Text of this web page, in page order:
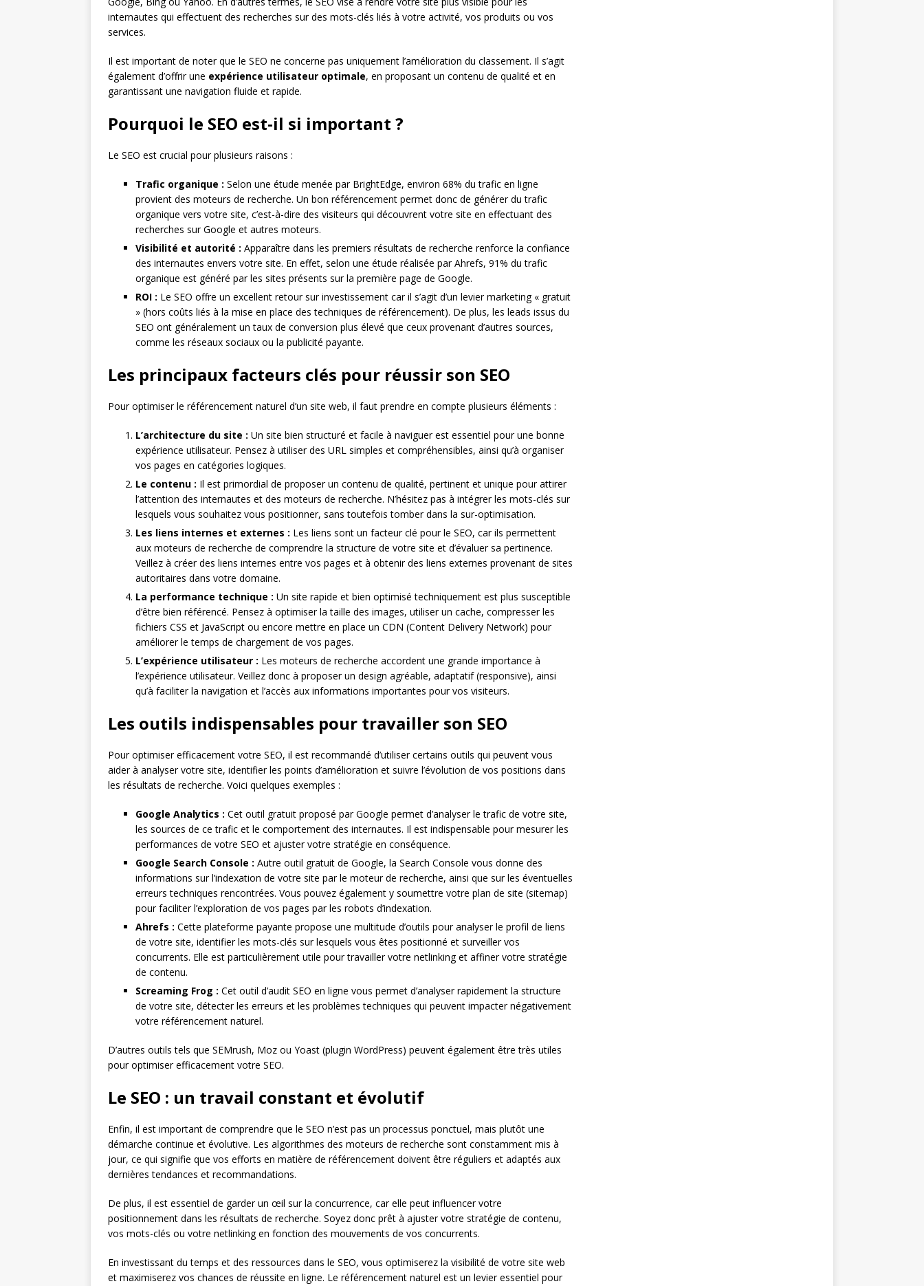
internautes qui effectuent des recherches sur des mots-clés liés à votre activité, vos produits ou vos
services.
Il est important de noter que le SEO ne concerne pas uniquement l’amélioration du classement. Il s’agit
également d’offrir une expérience utilisateur optimale, en proposant un contenu de qualité et en
garantissant une navigation fluide et rapide.
Pourquoi le SEO est-il si important ?
Le SEO est crucial pour plusieurs raisons :
Trafic organique : Selon une étude menée par BrightEdge, environ 68% du trafic en ligne
provient des moteurs de recherche. Un bon référencement permet donc de générer du trafic
organique vers votre site, c’est-à-dire des visiteurs qui découvrent votre site en effectuant des
recherches sur Google et autres moteurs.
Visibilité et autorité : Apparaître dans les premiers résultats de recherche renforce la confiance
des internautes envers votre site. En effet, selon une étude réalisée par Ahrefs, 91% du trafic
organique est généré par les sites présents sur la première page de Google.
ROI : Le SEO offre un excellent retour sur investissement car il s’agit d’un levier marketing « gratuit
» (hors coûts liés à la mise en place des techniques de référencement). De plus, les leads issus du
SEO ont généralement un taux de conversion plus élevé que ceux provenant d’autres sources,
comme les réseaux sociaux ou la publicité payante.
Les principaux facteurs clés pour réussir son SEO
Pour optimiser le référencement naturel d’un site web, il faut prendre en compte plusieurs éléments :
L’architecture du site : Un site bien structuré et facile à naviguer est essentiel pour une bonne
expérience utilisateur. Pensez à utiliser des URL simples et compréhensibles, ainsi qu’à organiser
vos pages en catégories logiques.
Le contenu : Il est primordial de proposer un contenu de qualité, pertinent et unique pour attirer
l’attention des internautes et des moteurs de recherche. N’hésitez pas à intégrer les mots-clés sur
lesquels vous souhaitez vous positionner, sans toutefois tomber dans la sur-optimisation.
Les liens internes et externes : Les liens sont un facteur clé pour le SEO, car ils permettent
aux moteurs de recherche de comprendre la structure de votre site et d’évaluer sa pertinence.
Veillez à créer des liens internes entre vos pages et à obtenir des liens externes provenant de sites
autoritaires dans votre domaine.
La performance technique : Un site rapide et bien optimisé techniquement est plus susceptible
d’être bien référencé. Pensez à optimiser la taille des images, utiliser un cache, compresser les
fichiers CSS et JavaScript ou encore mettre en place un CDN (Content Delivery Network) pour
améliorer le temps de chargement de vos pages.
L’expérience utilisateur : Les moteurs de recherche accordent une grande importance à
l’expérience utilisateur. Veillez donc à proposer un design agréable, adaptatif (responsive), ainsi
qu’à faciliter la navigation et l’accès aux informations importantes pour vos visiteurs.
Les outils indispensables pour travailler son SEO
Pour optimiser efficacement votre SEO, il est recommandé d’utiliser certains outils qui peuvent vous
aider à analyser votre site, identifier les points d’amélioration et suivre l’évolution de vos positions dans
les résultats de recherche. Voici quelques exemples :
Google Analytics : Cet outil gratuit proposé par Google permet d’analyser le trafic de votre site,
les sources de ce trafic et le comportement des internautes. Il est indispensable pour mesurer les
performances de votre SEO et ajuster votre stratégie en conséquence.
Google Search Console : Autre outil gratuit de Google, la Search Console vous donne des
informations sur l’indexation de votre site par le moteur de recherche, ainsi que sur les éventuelles
erreurs techniques rencontrées. Vous pouvez également y soumettre votre plan de site (sitemap)
pour faciliter l’exploration de vos pages par les robots d’indexation.
Ahrefs : Cette plateforme payante propose une multitude d’outils pour analyser le profil de liens
de votre site, identifier les mots-clés sur lesquels vous êtes positionné et surveiller vos
concurrents. Elle est particulièrement utile pour travailler votre netlinking et affiner votre stratégie
de contenu.
Screaming Frog : Cet outil d’audit SEO en ligne vous permet d’analyser rapidement la structure
de votre site, détecter les erreurs et les problèmes techniques qui peuvent impacter négativement
votre référencement naturel.
D’autres outils tels que SEMrush, Moz ou Yoast (plugin WordPress) peuvent également être très utiles
pour optimiser efficacement votre SEO.
Le SEO : un travail constant et évolutif
Enfin, il est important de comprendre que le SEO n’est pas un processus ponctuel, mais plutôt une
démarche continue et évolutive. Les algorithmes des moteurs de recherche sont constamment mis à
jour, ce qui signifie que vos efforts en matière de référencement doivent être réguliers et adaptés aux
dernières tendances et recommandations.
De plus, il est essentiel de garder un œil sur la concurrence, car elle peut influencer votre
positionnement dans les résultats de recherche. Soyez donc prêt à ajuster votre stratégie de contenu,
vos mots-clés ou votre netlinking en fonction des mouvements de vos concurrents.
En investissant du temps et des ressources dans le SEO, vous optimiserez la visibilité de votre site web
et maximiserez vos chances de réussite en ligne. Le référencement naturel est un levier essentiel pour